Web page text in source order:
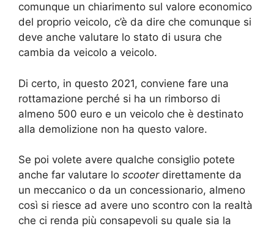
comunque un chiarimento sul valore economico
del proprio veicolo, c’è da dire che comunque si
deve anche valutare lo stato di usura che
cambia da veicolo a veicolo.
Di certo, in questo 2021, conviene fare una
rottamazione perché si ha un rimborso di
almeno 500 euro e un veicolo che è destinato
alla demolizione non ha questo valore.
Se poi volete avere qualche consiglio potete
anche far valutare lo scooterdirettamente da
un meccanico o da un concessionario, almeno
così si riesce ad avere uno scontro con la realtà
che ci renda più consapevoli su quale sia la